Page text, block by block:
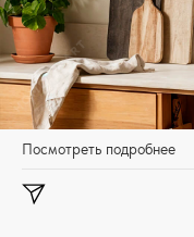
Посмотреть подробнее